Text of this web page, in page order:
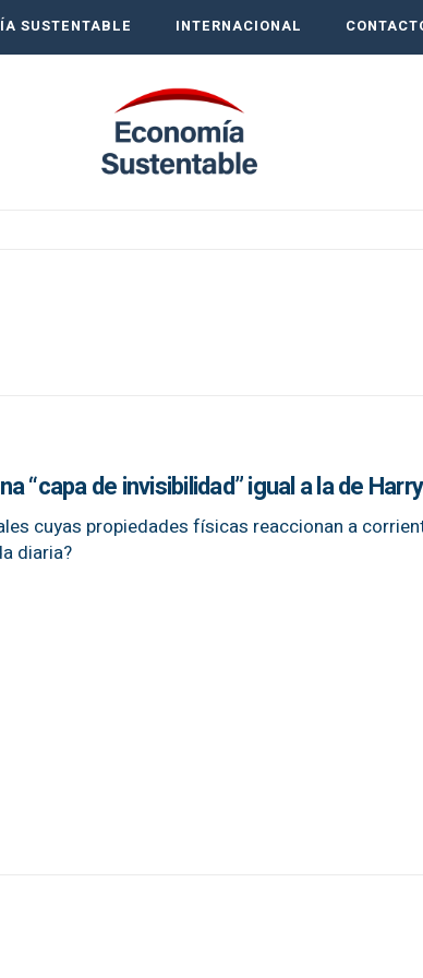
SUSTENTABLE INTERNACIONAL
“capa de invisibilidad” igual a la de
cuyas propiedades físicas reaccionan a
diaria?